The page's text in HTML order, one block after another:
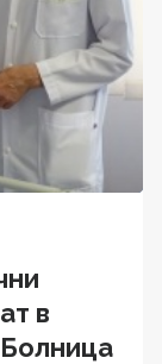
в